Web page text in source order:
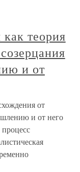
теория
и от
от
и от него